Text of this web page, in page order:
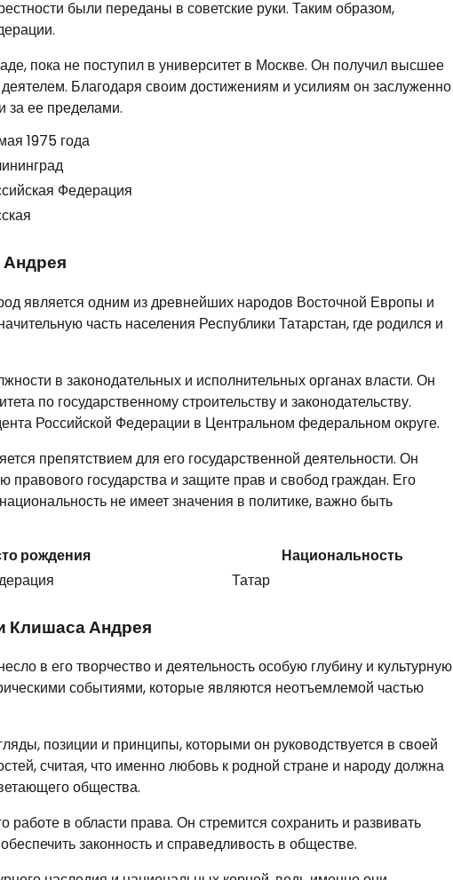
были переданы в советские руки. Таким образом,
пока не поступил в университет в Москве. Он получил высшее
Благодаря своим достижениям и усилиям он заслуженно
за ее пределами.
1975 года
Федерация
является одним из древнейших народов Восточной Европы и
часть населения Республики Татарстан, где родился и
в законодательных и исполнительных органах власти. Он
по государственному строительству и законодательству.
Российской Федерации в Центральном федеральном округе.
препятствием для его государственной деятельности. Он
правового государства и защите прав и свобод граждан. Его
не имеет значения в политике, важно быть
рождения
Национальность
Татар
Клишаса Андрея
в его творчество и деятельность особую глубину и культурную
событиями, которые являются неотъемлемой частью
позиции и принципы, которыми он руководствуется в своей
считая, что именно любовь к родной стране и народу должна
общества.
в области права. Он стремится сохранить и развивать
законность и справедливость в обществе.